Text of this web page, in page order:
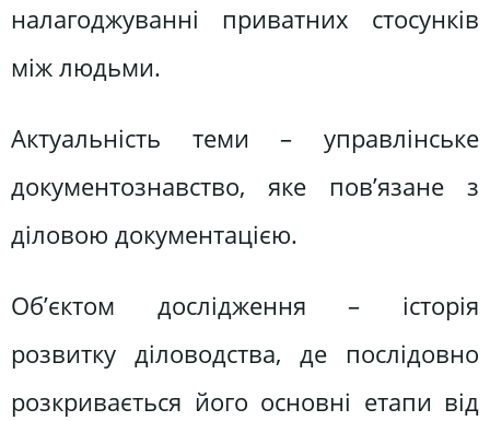
налагоджуванні приватних стосунків
між людьми.
Актуальність теми – управлінське
документознавство, яке пов’язане з
діловою документацією.
Об’єктом дослідження – історія
розвитку діловодства, де послідовно
розкривається його основні етапи від